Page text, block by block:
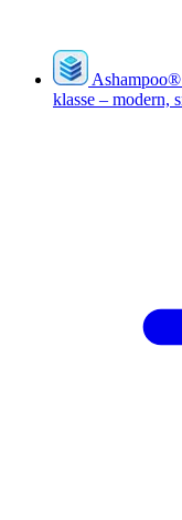
Ashampoo®
klasse – modern,